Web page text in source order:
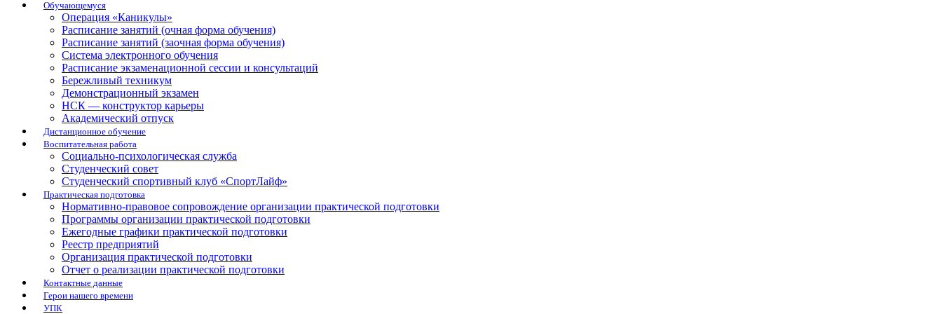
Обучающемуся
Операция «Каникулы»
Расписание занятий (очная форма обучения)
Расписание занятий (заочная форма обучения)
Система электронного обучения
Расписание экзаменационной сессии и консультаций
Бережливый техникум
Демонстрационный экзамен
НСК — конструктор карьеры
Академический отпуск
Дистанционное обучение
Воспитательная работа
Социально-психологическая служба
Студенческий совет
Студенческий спортивный клуб «СпортЛайф»
Практическая подготовка
Нормативно-правовое сопровождение организации практической подготовки
Программы организации практической подготовки
Ежегодные графики практической подготовки
Реестр предприятий
Организация практической подготовки
Отчет о реализации практической подготовки
Контактные данные
Герои нашего времени
УПК